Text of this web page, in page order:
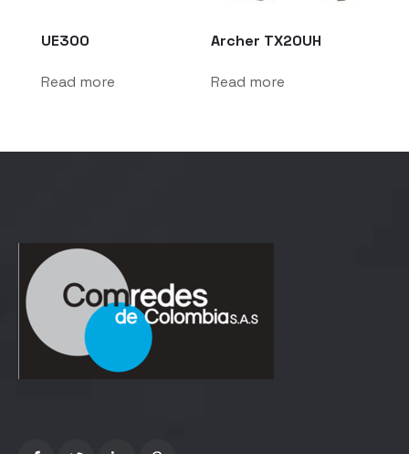
UE300
Read more
Archer TX20UH
Read more